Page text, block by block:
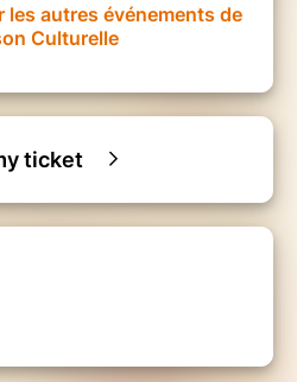
les autres événements de
Culturelle
ticket